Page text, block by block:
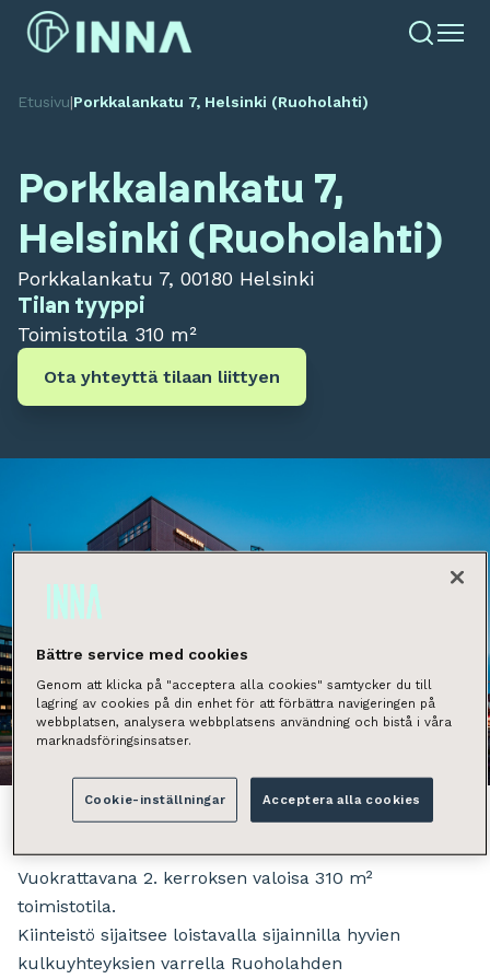
Etusivu|Porkkalankatu 7, Helsinki (Ruoholahti)
Porkkalankatu 7,
Helsinki (Ruoholahti)
Porkkalankatu 7, 00180 Helsinki
Tilan tyyppi
Toimistotila 310 m²
Ota yhteyttä tilaan liittyen
Vuokrattavana 2. kerroksen valoisa 310 m²
toimistotila.
Kiinteistö sijaitsee loistavalla sijainnilla hyvien
kulkuyhteyksien varrella Ruoholahden
Bättre service med cookies
Genom att klicka på "acceptera alla cookies" samtycker du till
lagring av cookies på din enhet för att förbättra navigeringen på
webbplatsen, analysera webbplatsens användning och bistå i våra
marknadsföringsinsatser.
Cookie-inställningar Acceptera alla cookies